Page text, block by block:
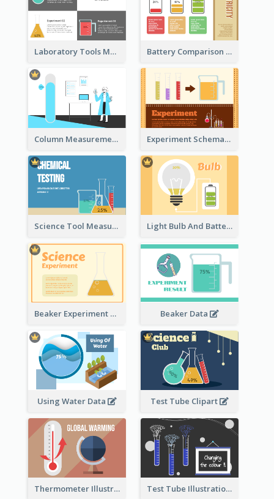
Laboratory Tools Measurement And Comparison Battery Comparison Schematic Diagram
Column Measurement Clipart Experiment Schematic Diagram
Science Tool Measurement Light Bulb And Battery Schematic Diagram
Beaker Experiment Data Beaker Data
Using Water Data Test Tube Clipart
Thermometer Illustration Test Tube Illustration